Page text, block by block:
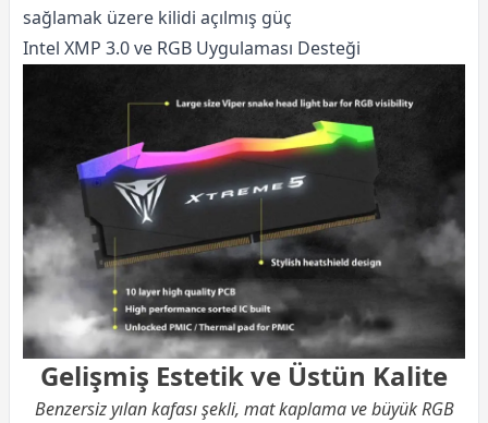
sağlamak üzere kilidi açılmış güç
Intel XMP 3.0 ve RGB Uygulaması Desteği
Gelişmiş Estetik ve Üstün Kalite
Benzersiz yılan kafası şekli, mat kaplama ve büyük RGB